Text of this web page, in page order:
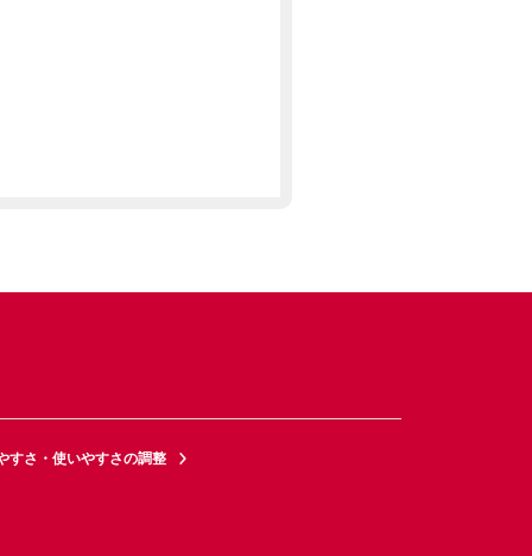
すさ・使いやすさの調整